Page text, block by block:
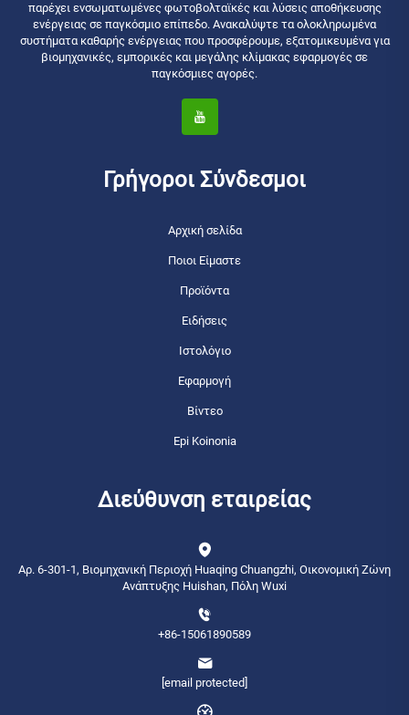
παρέχει ενσωματωμένες φωτοβολταϊκές και λύσεις αποθήκευσης
ενέργειας σε παγκόσμιο επίπεδο. Ανακαλύψτε τα ολοκληρωμένα
συστήματα καθαρής ενέργειας που προσφέρουμε, εξατομικευμένα για
βιομηχανικές, εμπορικές και μεγάλης κλίμακας εφαρμογές σε
παγκόσμιες αγορές.
Γρήγοροι Σύνδεσμοι
Αρχική σελίδα
Ποιοι Είμαστε
Προϊόντα
Ειδήσεις
Ιστολόγιο
Εφαρμογή
Βίντεο
Epi Koinonia
Διεύθυνση εταιρείας
Αρ. 6-301-1, Βιομηχανική Περιοχή Huaqing Chuangzhi, Οικονομική Ζώνη
Ανάπτυξης Huishan, Πόλη Wuxi
+86-15061890589
[email protected]